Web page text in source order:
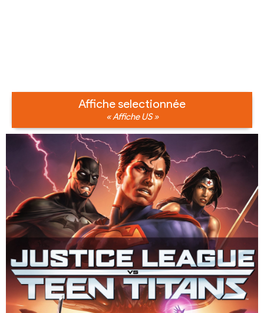
Affiche selectionnée
« Affiche US »